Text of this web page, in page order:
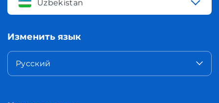
Uzbekistan
Изменить язык
Русский